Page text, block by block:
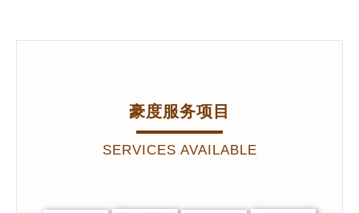
豪度服务项目
SERVICES AVAILABLE